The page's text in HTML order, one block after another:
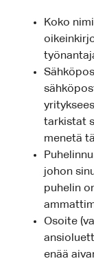
Koko
tarkistat
menetä
johon
puhelin
Osoite
enää